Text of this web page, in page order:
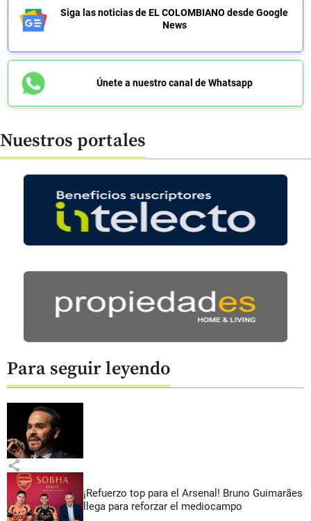
Siga las noticias de EL COLOMBIANO desde Google
News
Únete a nuestro canal de Whatsapp
Nuestros portales
Para seguir leyendo
share
¡Refuerzo top para el Arsenal! Bruno Guimarães
llega para reforzar el mediocampo